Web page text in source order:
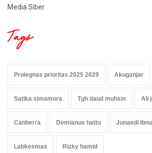
Media Siber
Tags
Prolegnas prioritas 2025 2029 Akuganjar
Satika simamora Tgh daud muhsin Ali
Canberra Demianus hattu Junaedi
Labkesmas Rizky hamid